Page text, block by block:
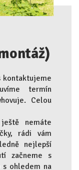
kontaktujeme
termín
Celou
nemáte
rádi vám
nejlepší
začneme s
s ohledem na